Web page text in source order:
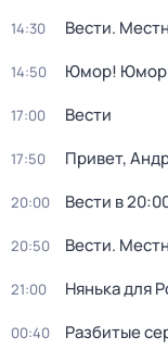
14:30 Вести.
14:50 Юмор!
17:00 Вести
17:50 Привет,
20:00 Вести в
20:50 Вести.
21:00 Нянька для
00:40 Разбитые